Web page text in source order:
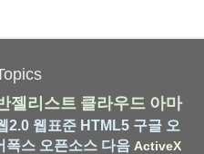
젤리스트 클라우드 아마
2.0 웹표준 HTML5 구글 오
폭스 오픈소스 다음 ActiveX